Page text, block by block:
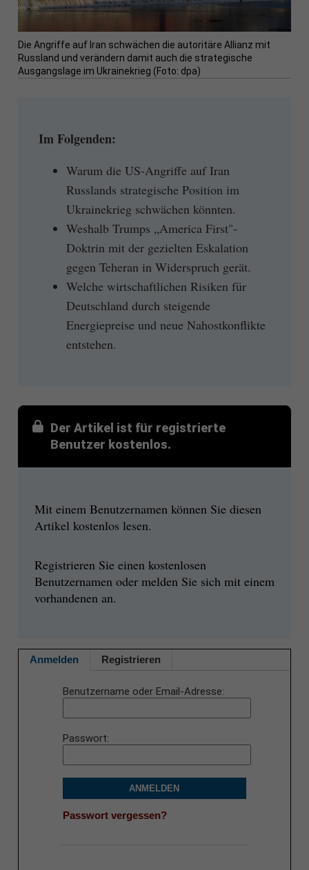
Die Angriffe auf Iran schwächen die autoritäre Allianz mit
Russland und verändern damit auch die strategische
Ausgangslage im Ukrainekrieg (Foto: dpa)
Im Folgenden:
Warum die US-Angriffe auf Iran
Russlands strategische Position im
Ukrainekrieg schwächen könnten.
Weshalb Trumps „America First"-
Doktrin mit der gezielten Eskalation
gegen Teheran in Widerspruch gerät.
Welche wirtschaftlichen Risiken für
Deutschland durch steigende
Energiepreise und neue Nahostkonflikte
entstehen.
Der Artikel ist für registrierte
Benutzer kostenlos.
Mit einem Benutzernamen können Sie diesen
Artikel kostenlos lesen.
Registrieren Sie einen kostenlosen
Benutzernamen oder melden Sie sich mit einem
vorhandenen an.
Anmelden Registrieren
Benutzername oder Email-Adresse
Passwort
ANMELDEN
Passwort vergessen?